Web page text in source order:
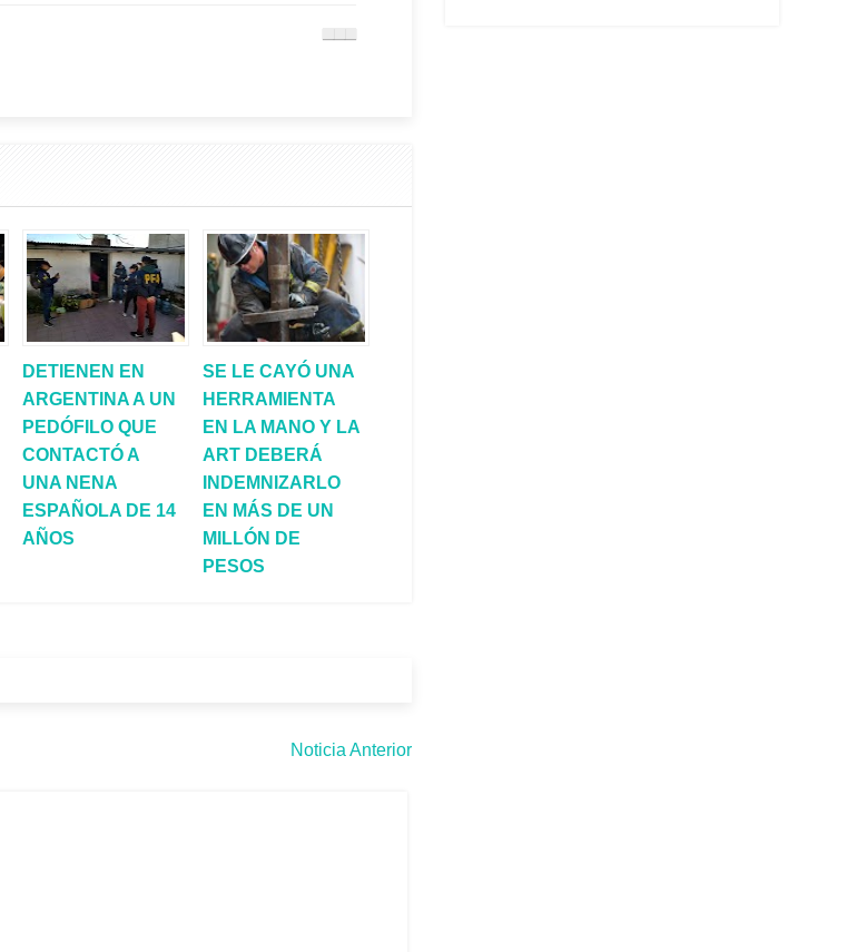
DETIENEN EN
ARGENTINA A UN
PEDÓFILO QUE
CONTACTÓ A
UNA NENA
ESPAÑOLA DE 14
AÑOS
SE LE CAYÓ UNA
HERRAMIENTA
EN LA MANO Y LA
ART DEBERÁ
INDEMNIZARLO
EN MÁS DE UN
MILLÓN DE
PESOS
Noticia Anterior